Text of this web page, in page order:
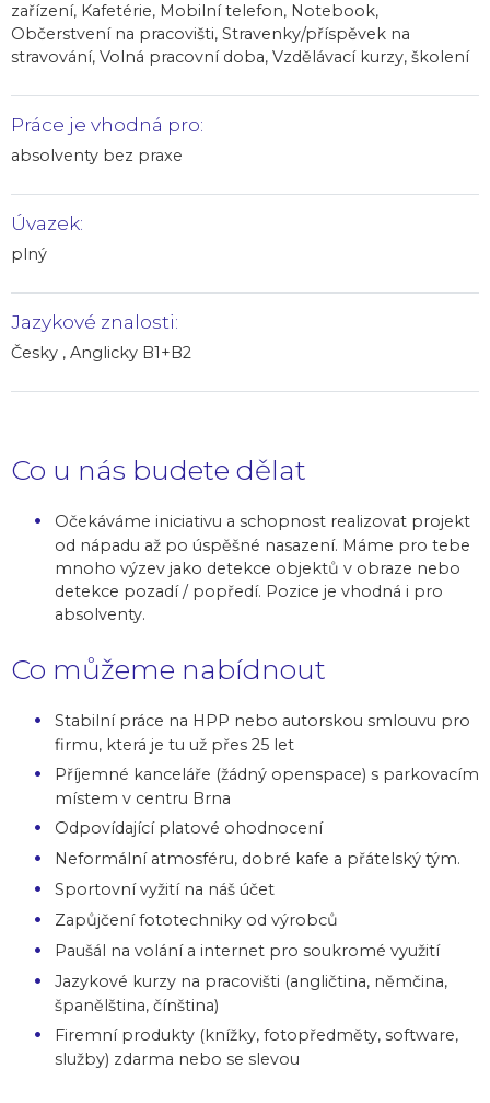
zařízení, Kafetérie, Mobilní telefon, Notebook,
Občerstvení na pracovišti, Stravenky/příspěvek na
stravování, Volná pracovní doba, Vzdělávací kurzy, školení
Práce je vhodná pro:
absolventy bez praxe
Úvazek:
plný
Jazykové znalosti:
Česky , Anglicky B1+B2
Co u nás budete dělat
Očekáváme iniciativu a schopnost realizovat projekt
od nápadu až po úspěšné nasazení. Máme pro tebe
mnoho výzev jako detekce objektů v obraze nebo
detekce pozadí / popředí. Pozice je vhodná i pro
absolventy.
Co můžeme nabídnout
Stabilní práce na HPP nebo autorskou smlouvu pro
firmu, která je tu už přes 25 let
Příjemné kanceláře (žádný openspace) s parkovacím
místem v centru Brna
Odpovídající platové ohodnocení
Neformální atmosféru, dobré kafe a přátelský tým.
Sportovní vyžití na náš účet
Zapůjčení fototechniky od výrobců
Paušál na volání a internet pro soukromé využití
Jazykové kurzy na pracovišti (angličtina, němčina,
španělština, čínština)
Firemní produkty (knížky, fotopředměty, software,
služby) zdarma nebo se slevou